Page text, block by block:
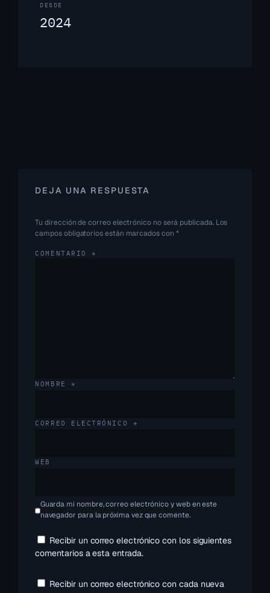
DESDE
2024
DEJA UNA RESPUESTA
Tu dirección de correo electrónico no será publicada. Los
campos obligatorios están marcados con *
COMENTARIO*
NOMBRE*
CORREO ELECTRÓNICO *
WEB
Guarda mi nombre, correo electrónico y web en este
navegador para la próxima vez que comente.
Recibir un correo electrónico con los siguientes
comentarios a esta entrada.
Recibir un correo electrónico con cada nueva